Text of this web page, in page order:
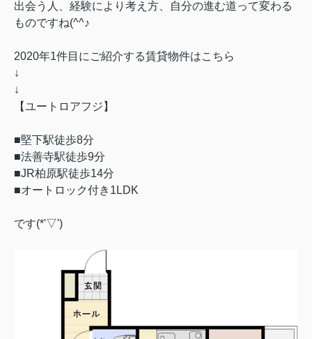
出会う人、経験により考え方、自分の進む道って変わる
ものですね(^^♪
2020年1件目にご紹介する賃貸物件はこちら
↓
↓
【ユートロアフジ】
■堅下駅徒歩8分
■法善寺駅徒歩9分
■JR柏原駅徒歩14分
■オートロック付き1LDK
です(*'▽')